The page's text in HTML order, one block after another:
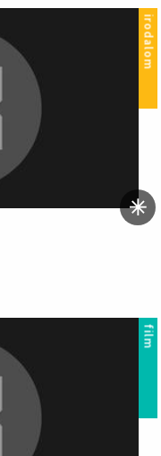
irodalom
film